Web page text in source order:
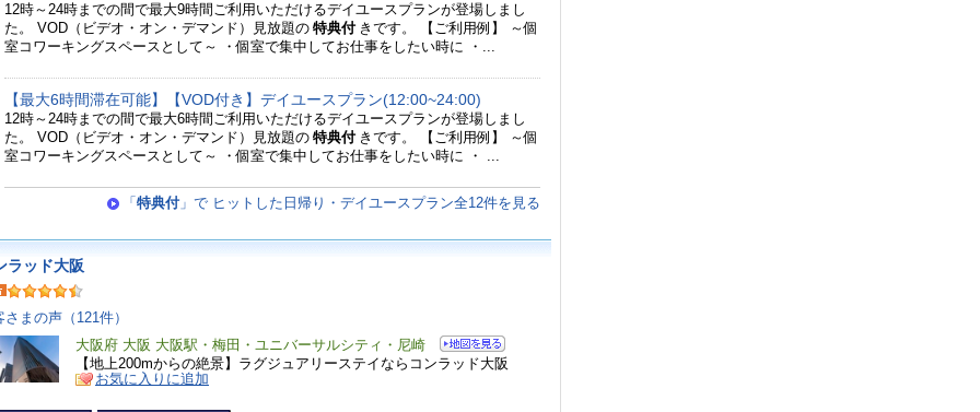
12時～24時までの間で最大9時間ご利用いただけるデイユースプランが登場しまし
た。 VOD（ビデオ・オン・デマンド）見放題の 特典付 きです。 【ご利用例】 ～個
室コワーキングスペースとして～ ・個室で集中してお仕事をしたい時に ・...
【最大6時間滞在可能】【VOD付き】デイユースプラン(12:00~24:00)
12時～24時までの間で最大6時間ご利用いただけるデイユースプランが登場しまし
た。 VOD（ビデオ・オン・デマンド）見放題の 特典付 きです。 【ご利用例】 ～個
室コワーキングスペースとして～ ・個室で集中してお仕事をしたい時に ・ ...
「 特典付」で ヒットした日帰り・デイユースプラン全12件を見る
ラッド大阪
さまの声（121件）
大阪府 大阪 大阪駅・梅田・ユニバーサルシティ・尼崎
【地上200mからの絶景】ラグジュアリーステイならコンラッド大阪
お気に入りに追加